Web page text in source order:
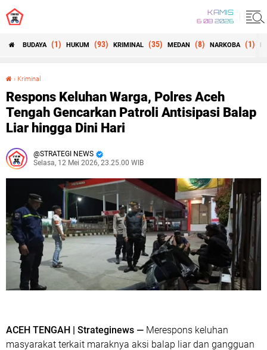
KAMIS
6 08 2026
BUDAYA (1) HUKUM (93) KRIMINAL (35) MEDAN (8) NARKOBA (1)
› Kriminal
Respons Keluhan Warga, Polres Aceh
Tengah Gencarkan Patroli Antisipasi Balap
Liar hingga Dini Hari
STRATEGI NEWS
Selasa, 12 Mei 2026, 23.25.00 WIB
ACEH TENGAH | Strateginews — Merespons keluhan
masyarakat terkait maraknya aksi balap liar dan gangguan